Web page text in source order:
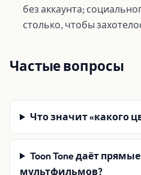
без аккаунта;
столько, чтобы
Частые вопросы
Что значит «какого
Toon Tone даёт
мультфильмов?